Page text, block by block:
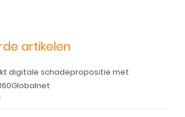
artikelen
digitale schadepropositie met